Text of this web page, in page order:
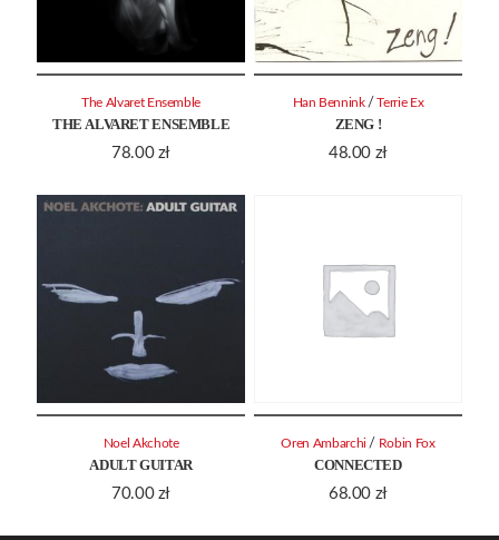
THE ALVARET ENSEMBLE
78.00 zł
The Alvaret Ensemble
ZENG !
48.00 zł
Han Bennink /Terrie Ex
ADULT GUITAR
70.00 zł
Noel Akchote
CONNECTED
68.00 zł
Oren Ambarchi / Robin Fox